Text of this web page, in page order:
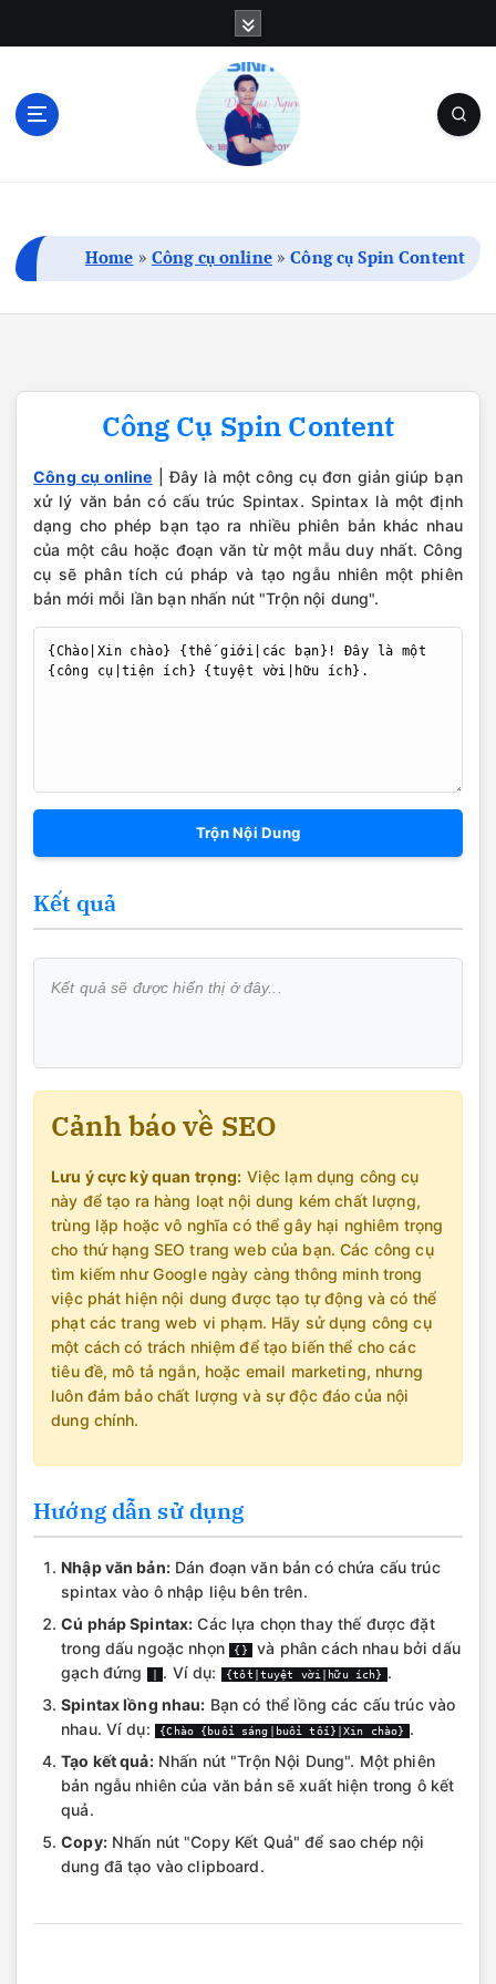
t
Home » Công cụ online»Công cụ Spin Content
Công Cụ Spin Content
Công cụ online | Đây là một công cụ đơn giản giúp bạn
xử lý văn bản có cấu trúc Spintax. Spintax là một định
dạng cho phép bạn tạo ra nhiều phiên bản khác nhau
của một câu hoặc đoạn văn từ một mẫu duy nhất. Công
cụ sẽ phân tích cú pháp và tạo ngẫu nhiên một phiên
bản mới mỗi lần bạn nhấn nút "Trộn nội dung".
Trộn Nội Dung
Kết quả
Cảnh báo về SEO
Lưu ý cực kỳ quan trọng: Việc lạm dụng công cụ
này để tạo ra hàng loạt nội dung kém chất lượng,
trùng lặp hoặc vô nghĩa có thể gây hại nghiêm trọng
cho thứ hạng SEO trang web của bạn. Các công cụ
tìm kiếm như Google ngày càng thông minh trong
việc phát hiện nội dung được tạo tự động và có thể
phạt các trang web vi phạm. Hãy sử dụng công cụ
một cách có trách nhiệm để tạo biến thể cho các
tiêu đề, mô tả ngắn, hoặc email marketing, nhưng
luôn đảm bảo chất lượng và sự độc đáo của nội
dung chính.
Hướng dẫn sử dụng
Nhập văn bản:Dán đoạn văn bản có chứa cấu trúc
spintax vào ô nhập liệu bên trên.
Cú pháp Spintax: Các lựa chọn thay thế được đặt
trong dấu ngoặc nhọn {}
và phân cách nhau bởi dấu
gạch đứng
. Ví dụ: {tốt|tuyệt vời|hữu ích} .
Spintax lồng nhau: Bạn có thể lồng các cấu trúc vào
nhau. Ví dụ:
{Chào {buổi sáng|buổi tối}|Xin chào} .
Tạo kết quả:Nhấn nút "Trộn Nội Dung". Một phiên
bản ngẫu nhiên của văn bản sẽ xuất hiện trong ô kết
quả.
Copy:Nhấn nút "Copy Kết Quả" để sao chép nội
dung đã tạo vào clipboard.